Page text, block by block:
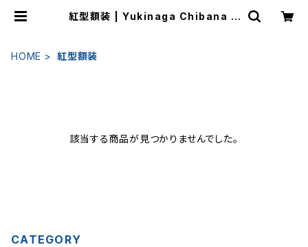
紅型額装 | Yukinaga Chibana O
HOME 紅型額装
該当する商品が見つかりませんでした。
CATEGORY